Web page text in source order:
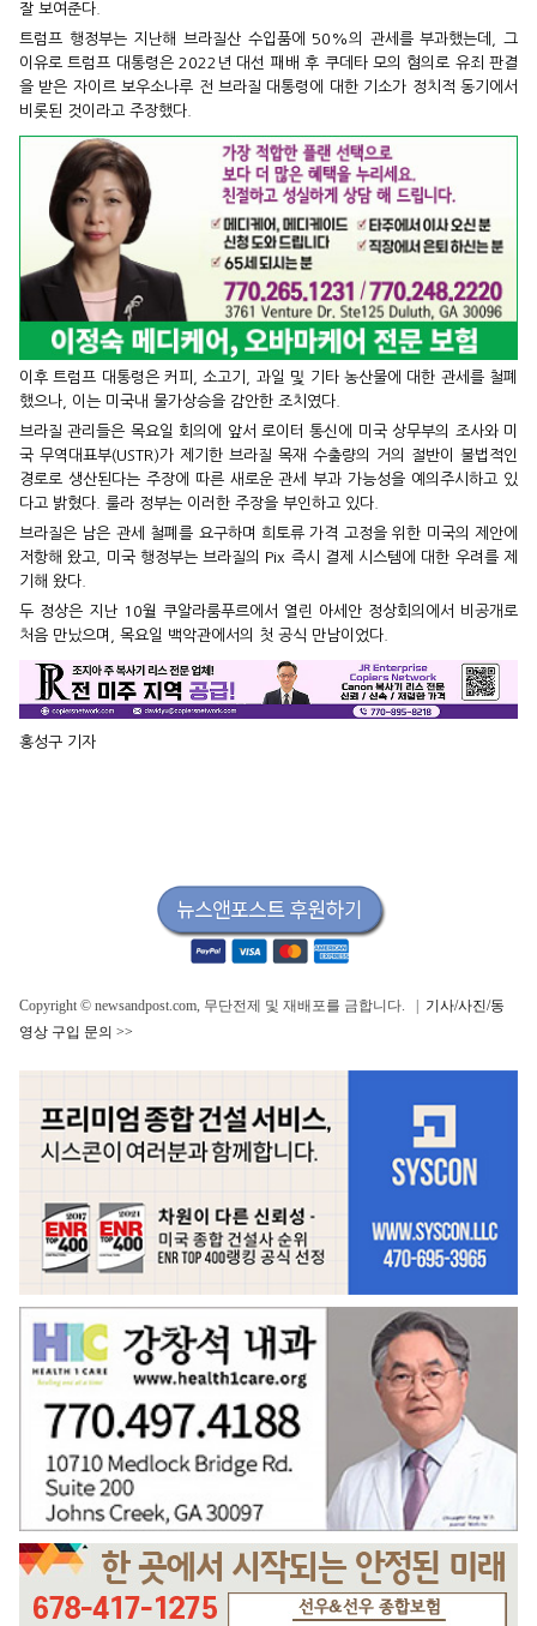
잘 보여준다.
트럼프 행정부는 지난해 브라질산 수입품에 50%의 관세를 부과했는데, 그
이유로 트럼프 대통령은 2022년 대선 패배 후 쿠데타 모의 혐의로 유죄 판결
을 받은 자이르 보우소나루 전 브라질 대통령에 대한 기소가 정치적 동기에서
비롯된 것이라고 주장했다.
이후 트럼프 대통령은 커피, 소고기, 과일 및 기타 농산물에 대한 관세를 철폐
했으나, 이는 미국내 물가상승을 감안한 조치였다.
브라질 관리들은 목요일 회의에 앞서 로이터 통신에 미국 상무부의 조사와 미
국 무역대표부(USTR)가 제기한 브라질 목재 수출량의 거의 절반이 불법적인
경로로 생산된다는 주장에 따른 새로운 관세 부과 가능성을 예의주시하고 있
다고 밝혔다. 룰라 정부는 이러한 주장을 부인하고 있다.
브라질은 남은 관세 철폐를 요구하며 희토류 가격 고정을 위한 미국의 제안에
저항해 왔고, 미국 행정부는 브라질의 Pix 즉시 결제 시스템에 대한 우려를 제
기해 왔다.
두 정상은 지난 10월 쿠알라룸푸르에서 열린 아세안 정상회의에서 비공개로
처음 만났으며, 목요일 백악관에서의 첫 공식 만남이었다.
홍성구 기자
Copyright © newsandpost.com, 무단전제 및 재배포를 금합니다. | 기사/사진/동
영상 구입 문의 >>